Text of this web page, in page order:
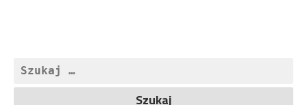
Szukaj: